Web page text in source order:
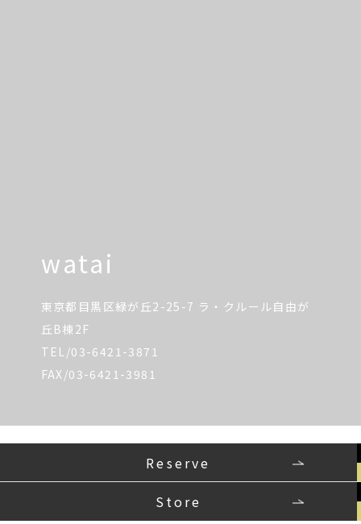
watai
東京都目黒区緑が丘2-25-7 ラ・クルール自由が
丘B棟2F
TEL/03-6421-3871
FAX/03-6421-3981
Reserve
Store